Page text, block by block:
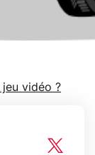
vidéo ?